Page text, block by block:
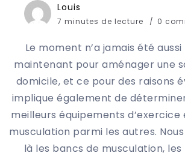
Louis
7 minutes de lecture 0
Le moment n’a jamais été
maintenant pour aménager une
domicile, et ce pour des raisons
implique également de
meilleurs équipements
musculation parmi les autres.
là les bancs de musculation, les